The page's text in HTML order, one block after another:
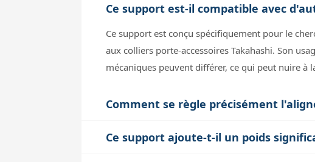
Ce support est-il compatible avec
Ce support est conçu spécifiquement pour le
aux colliers porte-accessoires Takahashi. Son
mécaniques peuvent différer, ce qui peut nuire à
Comment se règle précisément
agissent sur trois points pour aligner le
Ce support ajoute-t-il un poids